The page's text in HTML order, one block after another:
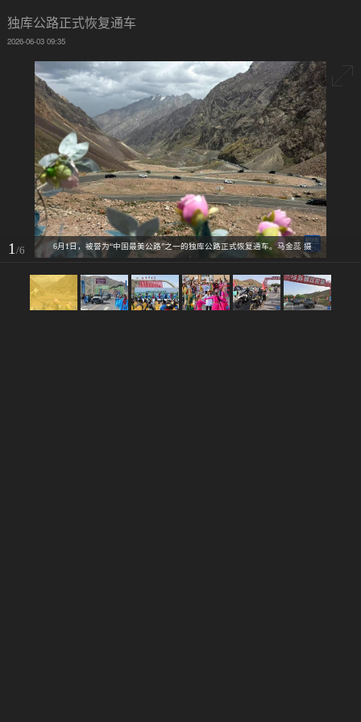
独库公路正式恢复通车
2026-06-03 09:35
1/6 6月1日，被誉为“中国最美公路”之一的独库公路正式恢复通车。马金蕊 摄